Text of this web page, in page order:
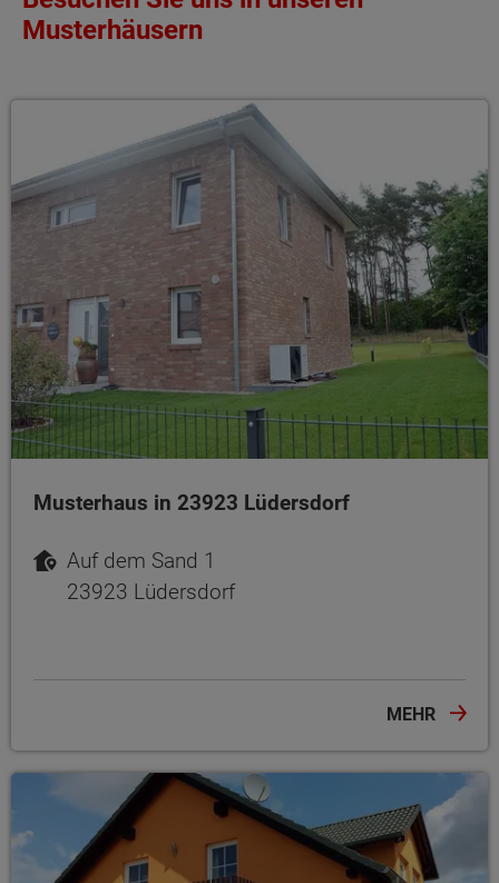
Musterhäusern
Musterhaus in 23923 Lüdersdorf
Auf dem Sand 1
23923 Lüdersdorf
MEHR